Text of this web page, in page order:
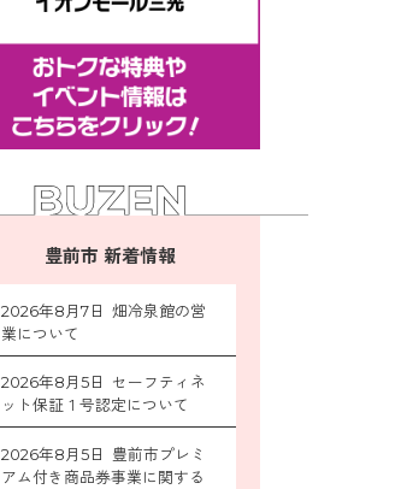
豊前市 新着情報
2026年8月7日 畑冷泉館の営
業について
2026年8月5日 セーフティネ
ット保証１号認定について
2026年8月5日 豊前市プレミ
アム付き商品券事業に関する